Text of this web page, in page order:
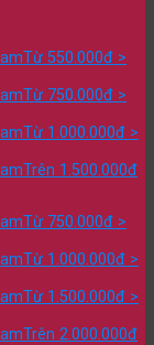
Từ 550.000đ >
Từ 750.000đ >
Từ 1.000.000đ >
Trên 1.500.000đ
Từ 750.000đ >
Từ 1.000.000đ >
Từ 1.500.000đ >
Trên 2.000.000đ